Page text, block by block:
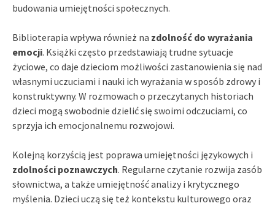
budowania umiejętności społecznych.
Biblioterapia wpływa również na zdolność do wyrażania
emocji. Książki często przedstawiają trudne sytuacje
życiowe, co daje dzieciom możliwości zastanowienia się nad
własnymi uczuciami i nauki ich wyrażania w sposób zdrowy i
konstruktywny. W rozmowach o przeczytanych historiach
dzieci mogą swobodnie dzielić się swoimi odczuciami, co
sprzyja ich emocjonalnemu rozwojowi.
Kolejną korzyścią jest poprawa umiejętności językowych i
zdolności poznawczych. Regularne czytanie rozwija zasób
słownictwa, a także umiejętność analizy i krytycznego
myślenia. Dzieci uczą się też kontekstu kulturowego oraz